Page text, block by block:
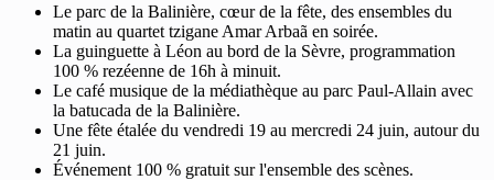
Le parc de la Balinière, cœur de la fête, des ensembles du
matin au quartet tzigane Amar Arbaã en soirée.
La guinguette à Léon au bord de la Sèvre, programmation
100 % rezéenne de 16h à minuit.
Le café musique de la médiathèque au parc Paul-Allain avec
la batucada de la Balinière.
Une fête étalée du vendredi 19 au mercredi 24 juin, autour du
21 juin.
Événement 100 % gratuit sur l'ensemble des scènes.